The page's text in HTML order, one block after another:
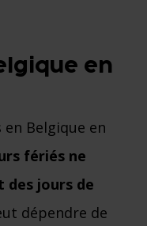
en
Belgique en
fériés ne
jours de
dépendre de